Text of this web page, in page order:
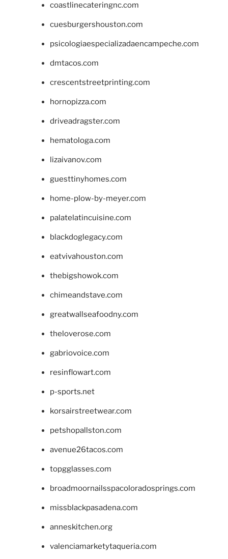
coastlinecateringnc.com
cuesburgershouston.com
psicologiaespecializadaencampeche.com
dmtacos.com
crescentstreetprinting.com
hornopizza.com
driveadragster.com
hematologa.com
lizaivanov.com
guesttinyhomes.com
home-plow-by-meyer.com
palatelatincuisine.com
blackdoglegacy.com
eatvivahouston.com
thebigshowok.com
chimeandstave.com
greatwallseafoodny.com
theloverose.com
gabriovoice.com
resinflowart.com
p-sports.net
korsairstreetwear.com
petshopallston.com
avenue26tacos.com
topgglasses.com
broadmoornailsspacoloradosprings.com
missblackpasadena.com
anneskitchen.org
valenciamarketytaqueria.com